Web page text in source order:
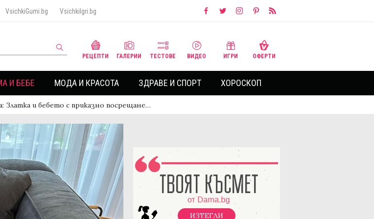
VsichkiGumi.bg VsichkiIgri.bg
РЕЦЕПТИ ГАЛЕРИИ ТЕСТОВЕ ВИДЕО ИГРИ ОФЕРТИ
И БЕБЕ МОДА И КРАСОТА ЗДРАВЕ И СПОРТ ХОРОСКОП
Златка и бебето с приказно посрещане…
ИЗТЕГЛИ